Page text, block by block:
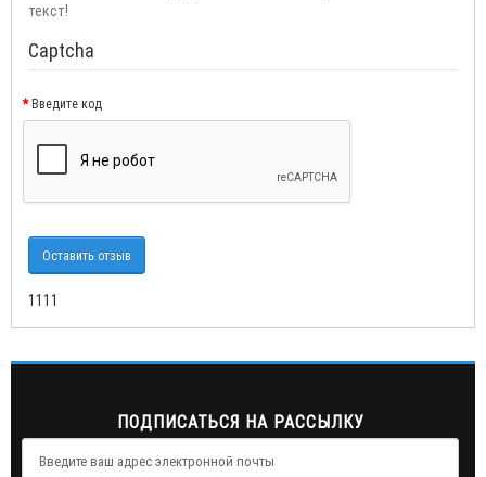
текст!
Captcha
Введите код
Оставить отзыв
1111
ПОДПИСАТЬСЯ НА РАССЫЛКУ